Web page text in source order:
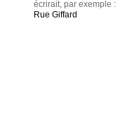
écrirait, par exemple :
Rue Giffard